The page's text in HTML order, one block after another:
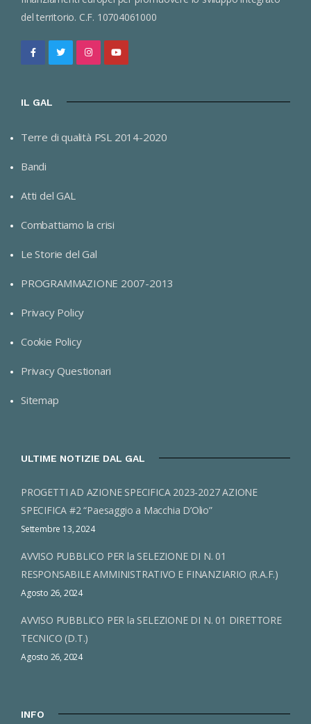
del territorio. C.F. 10704061000
IL GAL
Terre di qualità PSL 2014-2020
Bandi
Atti del GAL
Combattiamo la crisi
Le Storie del Gal
PROGRAMMAZIONE 2007-2013
Privacy Policy
Cookie Policy
Privacy Questionari
Sitemap
ULTIME NOTIZIE DAL GAL
PROGETTI AD AZIONE SPECIFICA 2023-2027 AZIONE
SPECIFICA #2 “Paesaggio a Macchia D’Olio”
Settembre 13, 2024
AVVISO PUBBLICO PER la SELEZIONE DI N. 01
RESPONSABILE AMMINISTRATIVO E FINANZIARIO (R.A.F.)
Agosto 26, 2024
AVVISO PUBBLICO PER la SELEZIONE DI N. 01 DIRETTORE
TECNICO (D.T.)
Agosto 26, 2024
INFO